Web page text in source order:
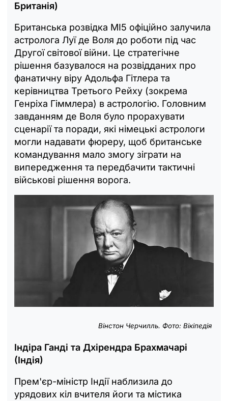
Британія)
Британська розвідка MI5 офіційно залучила
астролога Луї де Воля до роботи під час
Другої світової війни. Це стратегічне
рішення базувалося на розвідданих про
фанатичну віру Адольфа Гітлера та
керівництва Третього Рейху (зокрема
Генріха Гіммлера) в астрологію. Головним
завданням де Воля було прорахувати
сценарії та поради, які німецькі астрологи
могли надавати фюреру, щоб британське
командування мало змогу зіграти на
випередження та передбачити тактичні
військові рішення ворога.
Вінстон Черчилль. Фото: Вікіпедія
Індіра Ганді та Дхірендра Брахмачарі
(Індія)
Прем'єр-міністр Індії наблизила до
урядових кіл вчителя йоги та містика